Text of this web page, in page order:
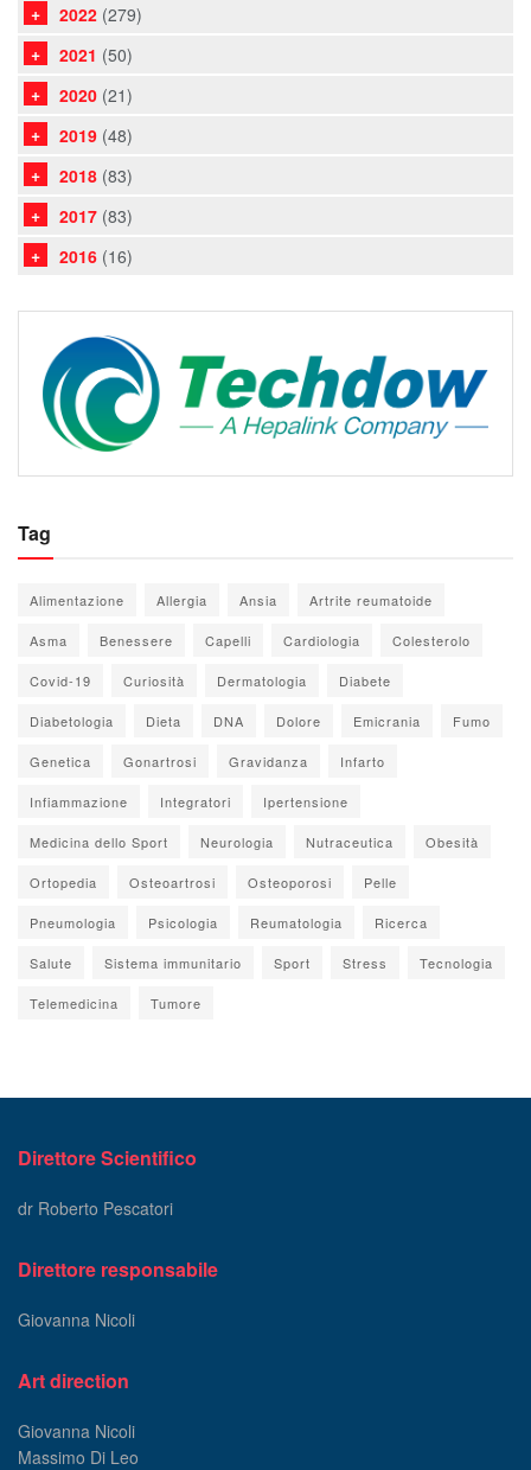
2022 (279)
2021 (50)
2020 (21)
2019 (48)
2018 (83)
2017 (83)
2016 (16)
Tag
Alimentazione Allergia Ansia Artrite reumatoide
Asma Benessere Capelli Cardiologia Colesterolo
Covid-19 Curiosità Dermatologia Diabete
Diabetologia Dieta DNA Dolore Emicrania Fumo
Genetica Gonartrosi Gravidanza Infarto
Infiammazione Integratori Ipertensione
Medicina dello Sport Neurologia Nutraceutica Obesità
Ortopedia Osteoartrosi Osteoporosi Pelle
Pneumologia Psicologia Reumatologia Ricerca
Salute Sistema immunitario Sport Stress Tecnologia
Telemedicina Tumore
Direttore Scientifico
dr Roberto Pescatori
Direttore responsabile
Giovanna Nicoli
Art direction
Giovanna Nicoli
Massimo Di Leo